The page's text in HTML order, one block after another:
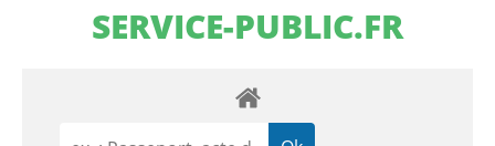
SERVICE-PUBLIC.FR